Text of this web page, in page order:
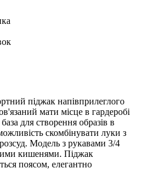
піджак напівприлеглого
мати місце в гардеробі
для створення образів в
скомбінувати луки з
Модель з рукавами 3/4
кишенями. Піджак
поясом, елегантно